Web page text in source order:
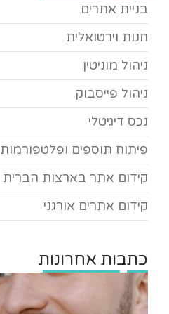
בניית אתרים
חנות וירטואלית
ניהול מוניטין
ניהול פייסבוק
נכס דיגיטלי
פיתוח תוספים ופלטפורמות
קידום אתר בארצות הברית
קידום אתרים אורגני
כתבות אחרונות